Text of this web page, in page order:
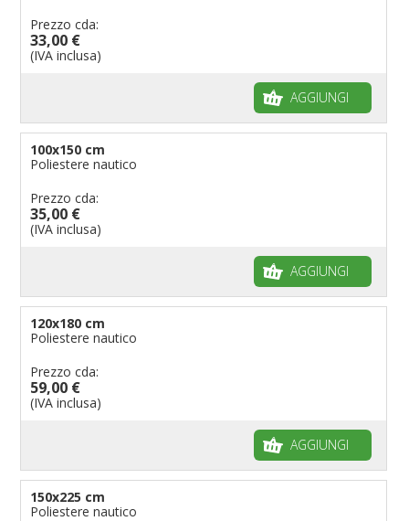
Prezzo cda:
33,00 €
(IVA inclusa)
AGGIUNGI
100x150 cm
Poliestere nautico
Prezzo cda:
35,00 €
(IVA inclusa)
AGGIUNGI
120x180 cm
Poliestere nautico
Prezzo cda:
59,00 €
(IVA inclusa)
AGGIUNGI
150x225 cm
Poliestere nautico